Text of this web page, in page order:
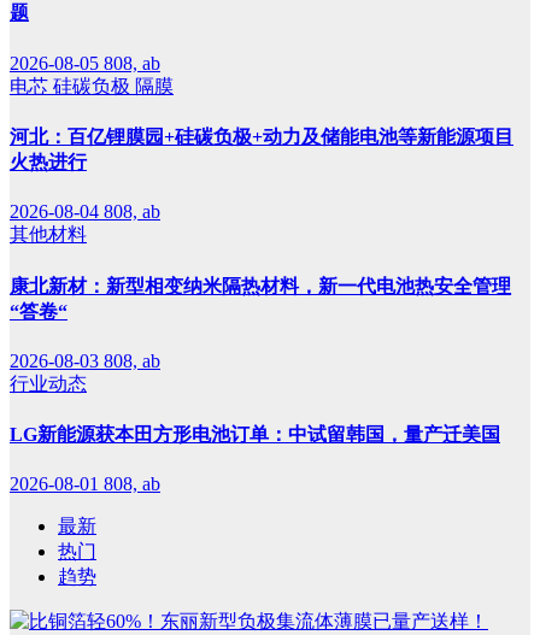
题
2026-08-05 808, ab
电芯 硅碳负极 隔膜
河北：百亿锂膜园+硅碳负极+动力及储能电池等新能源项目
火热进行
2026-08-04 808, ab
其他材料
康北新材：新型相变纳米隔热材料，新一代电池热安全管理
“答卷“
2026-08-03 808, ab
行业动态
LG新能源获本田方形电池订单：中试留韩国，量产迁美国
2026-08-01 808, ab
最新
热门
趋势